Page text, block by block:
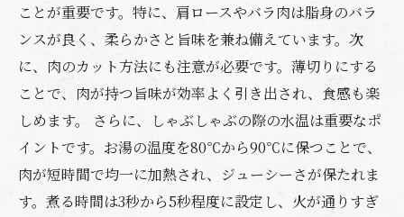
ことが重要です。特に、肩ロースやバラ肉は脂身のバラ
ンスが良く、柔らかさと旨味を兼ね備えています。次
に、肉のカット方法にも注意が必要です。薄切りにする
ことで、肉が持つ旨味が効率よく引き出され、食感も楽
しめます。 さらに、しゃぶしゃぶの際の水温は重要なポ
イントです。お湯の温度を80℃から90℃に保つことで、
肉が短時間で均一に加熱され、ジューシーさが保たれま
す。煮る時間は3秒から5秒程度に設定し、火が通りすぎ